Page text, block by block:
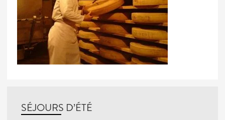
SÉJOURS D’ÉTÉ